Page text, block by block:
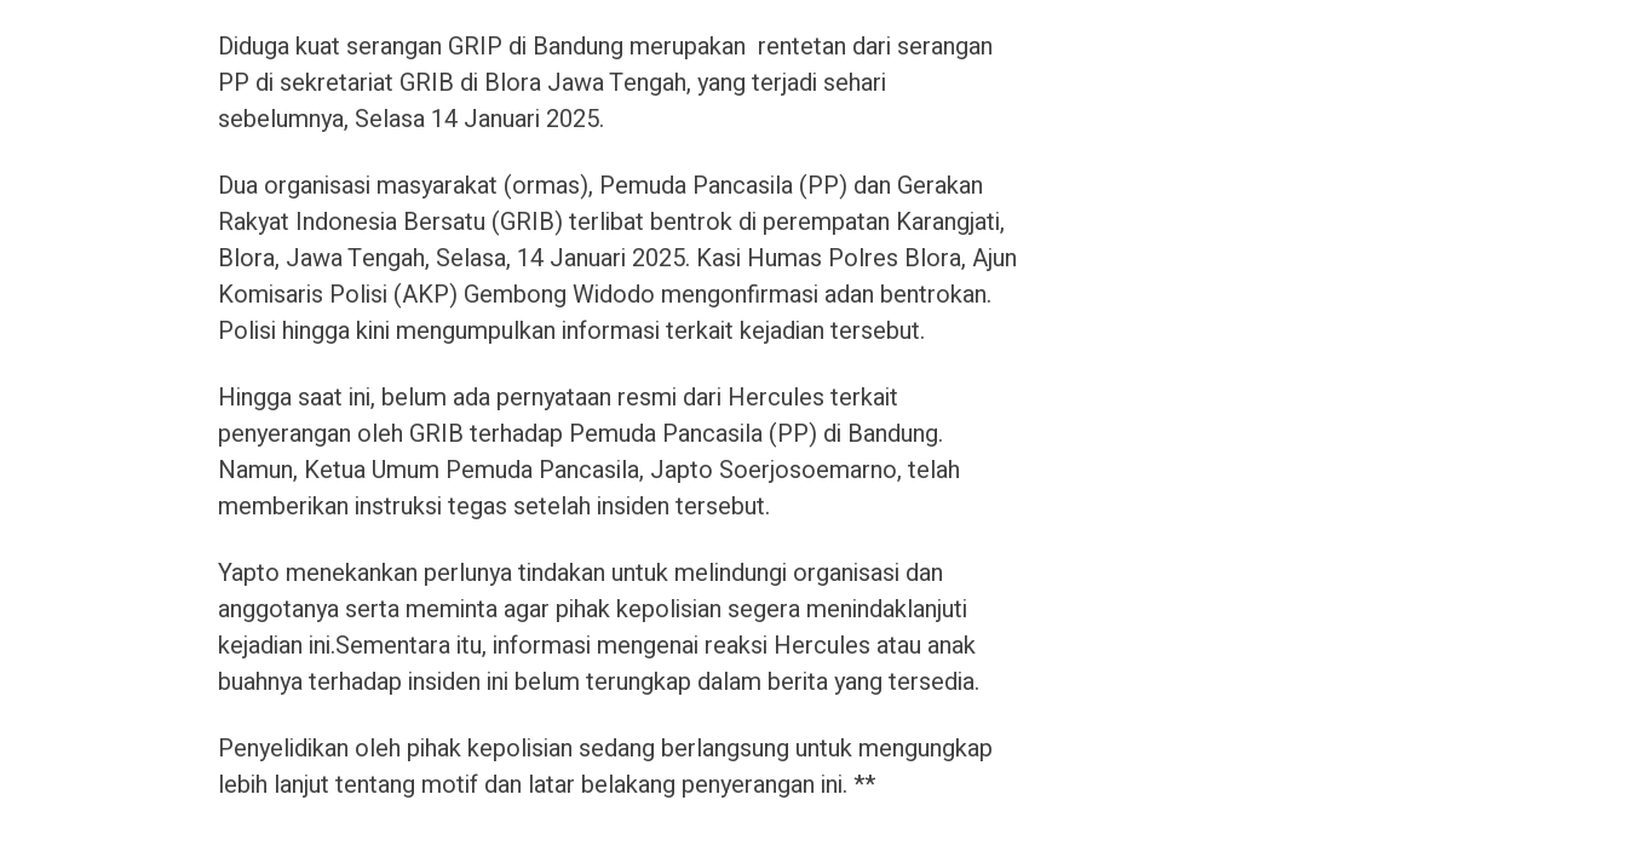
Diduga kuat serangan GRIP di Bandung merupakan rentetan dari serangan
PP di sekretariat GRIB di Blora Jawa Tengah, yang terjadi sehari
sebelumnya, Selasa 14 Januari 2025.
Dua organisasi masyarakat (ormas), Pemuda Pancasila (PP) dan Gerakan
Rakyat Indonesia Bersatu (GRIB) terlibat bentrok di perempatan Karangjati,
Blora, Jawa Tengah, Selasa, 14 Januari 2025. Kasi Humas Polres Blora, Ajun
Komisaris Polisi (AKP) Gembong Widodo mengonfirmasi adan bentrokan.
Polisi hingga kini mengumpulkan informasi terkait kejadian tersebut.
Hingga saat ini, belum ada pernyataan resmi dari Hercules terkait
penyerangan oleh GRIB terhadap Pemuda Pancasila (PP) di Bandung.
Namun, Ketua Umum Pemuda Pancasila, Japto Soerjosoemarno, telah
memberikan instruksi tegas setelah insiden tersebut.
Yapto menekankan perlunya tindakan untuk melindungi organisasi dan
anggotanya serta meminta agar pihak kepolisian segera menindaklanjuti
kejadian ini.Sementara itu, informasi mengenai reaksi Hercules atau anak
buahnya terhadap insiden ini belum terungkap dalam berita yang tersedia.
Penyelidikan oleh pihak kepolisian sedang berlangsung untuk mengungkap
lebih lanjut tentang motif dan latar belakang penyerangan ini. **